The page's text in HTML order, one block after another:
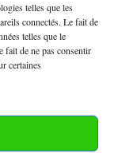
telles que les
connectés. Le fait de
telles que le
fait de ne pas consentir
certaines
Paris